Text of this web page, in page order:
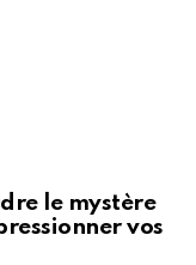
le mystère
vos